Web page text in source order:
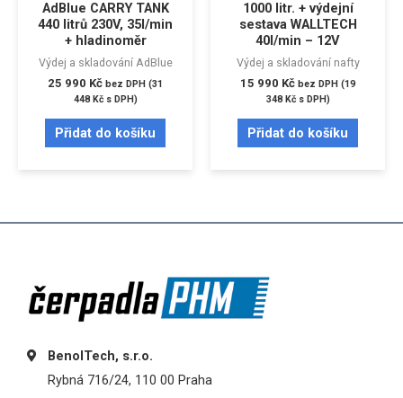
AdBlue CARRY TANK
440 litrů 230V, 35l/min
+ hladinoměr
Výdej a skladování AdBlue
25 990 Kč bez DPH (31
448 Kčs DPH)
Přidat do košíku
1000 litr. + výdejní
sestava WALLTECH
40l/min – 12V
Výdej a skladování nafty
15 990 Kč bez DPH (19
348 Kčs DPH)
Přidat do košíku
BenolTech, s.r.o.
Rybná 716/24, 110 00 Praha